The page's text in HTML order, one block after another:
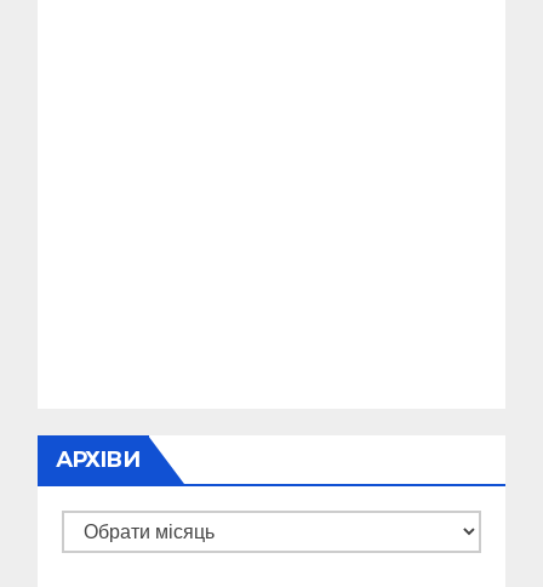
АРХІВИ
Архіви